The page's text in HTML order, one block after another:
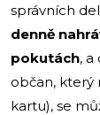
správních
denně
pokutách,
občan, který
kartu), se